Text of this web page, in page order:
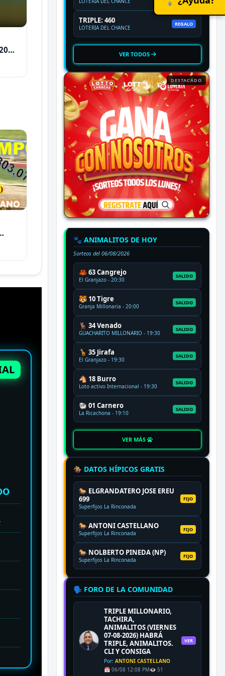
TRIPLE: 460
LOTERIA DEL CHANCE
REGALO
VER TODOS
DESTACADO
🐾 ANIMALITOS DE HOY
Sorteos del 06/08/2026
🦀 63 Cangrejo
El Granjazo - 20:30
SALIDO
🐯 10 Tigre
Granja Millonaria - 20:00
SALIDO
🦌 34 Venado
GUACHARITO MILLONARIO - 19:30
SALIDO
🦒 35 Jirafa
El Granjazo - 19:30
SALIDO
🐴 18 Burro
Loto activo Internacional - 19:30
SALIDO
🐏 01 Carnero
La Ricachona - 19:10
SALIDO
VER MÁS
🏇 DATOS HÍPICOS GRATIS
🐎 ELGRANDATERO JOSE EREU
699
Superfijos La Rinconada
FIJO
🐎 ANTONI CASTELLANO
Superfijos La Rinconada
FIJO
🐎 NOLBERTO PINEDA (NP)
Superfijos La Rinconada
FIJO
🗣️ FORO DE LA COMUNIDAD
TRIPLE MILLONARIO,
TACHIRA,
ANIMALITOS (VIERNES
07-08-2026) HABRÁ
TRIPLE, ANIMALITOS.
CLI Y CONSIGA
Por: ANTONI CASTELLANO
📅 06/08 12:08 PM👁️ 51
VER